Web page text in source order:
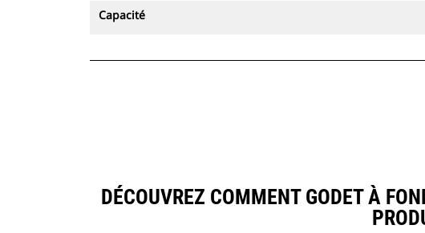
Capacité
DÉCOUVREZ COMMENT GODET À